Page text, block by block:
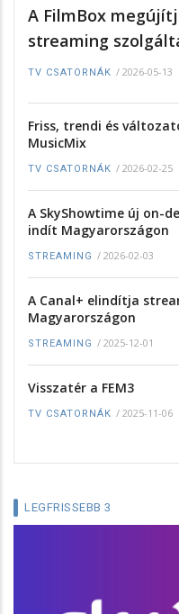
A FilmBox
streaming
TV CSATORNÁK / 2026-05-13
Friss, trendi és
MusicMix
TV CSATORNÁK / 2026-02-25
A SkyShowtime új on-
indít Magyarországon
STREAMING / 2026-02-03
A Canal+ elindítja
Magyarországon
STREAMING / 2025-12-01
Visszatér a FEM3
TV CSATORNÁK / 2025-11-06
LEGFRISSEBB 3